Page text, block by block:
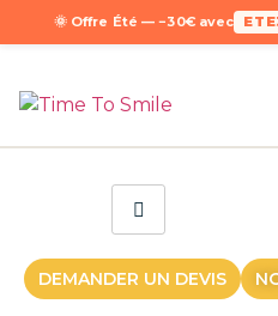
🌞 Offre Été — −30€ avec
DEMANDER UN DEVIS